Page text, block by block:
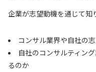
企業が志望動機を通じて知
コンサル業界や自社の
自社のコンサルティン
るのか